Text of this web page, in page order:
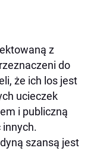
z
do
że ich los jest
ucieczek
i publiczną
innych.
szansą jest